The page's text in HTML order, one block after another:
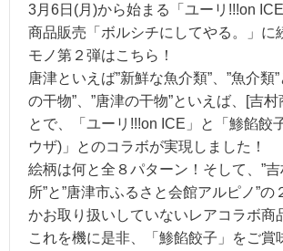
3月6日(月)から始まる「ユーリ!!!on
商品販売「ボルシチにしてやる。」に
モノ第２弾はこちら！
唐津といえば”新鮮な魚介類”、”魚介類
の干物”、”唐津の干物”といえば、[吉村
とで、「ユーリ!!!on ICE」と「鯵餡餃
ウザ)」とのコラボが実現しました！
絵柄は何と全８パターン！そして、”
所”と”唐津市ふるさと会館アルピノ”の
かお取り扱いしていないレアコラボ商
これを機に是非、「鯵餡餃子」をご賞